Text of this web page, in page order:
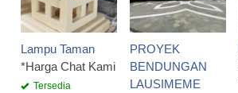
Lampu Taman
*Harga Chat Kami
Tersedia
PROYEK
BENDUNGAN
LAUSIMEME